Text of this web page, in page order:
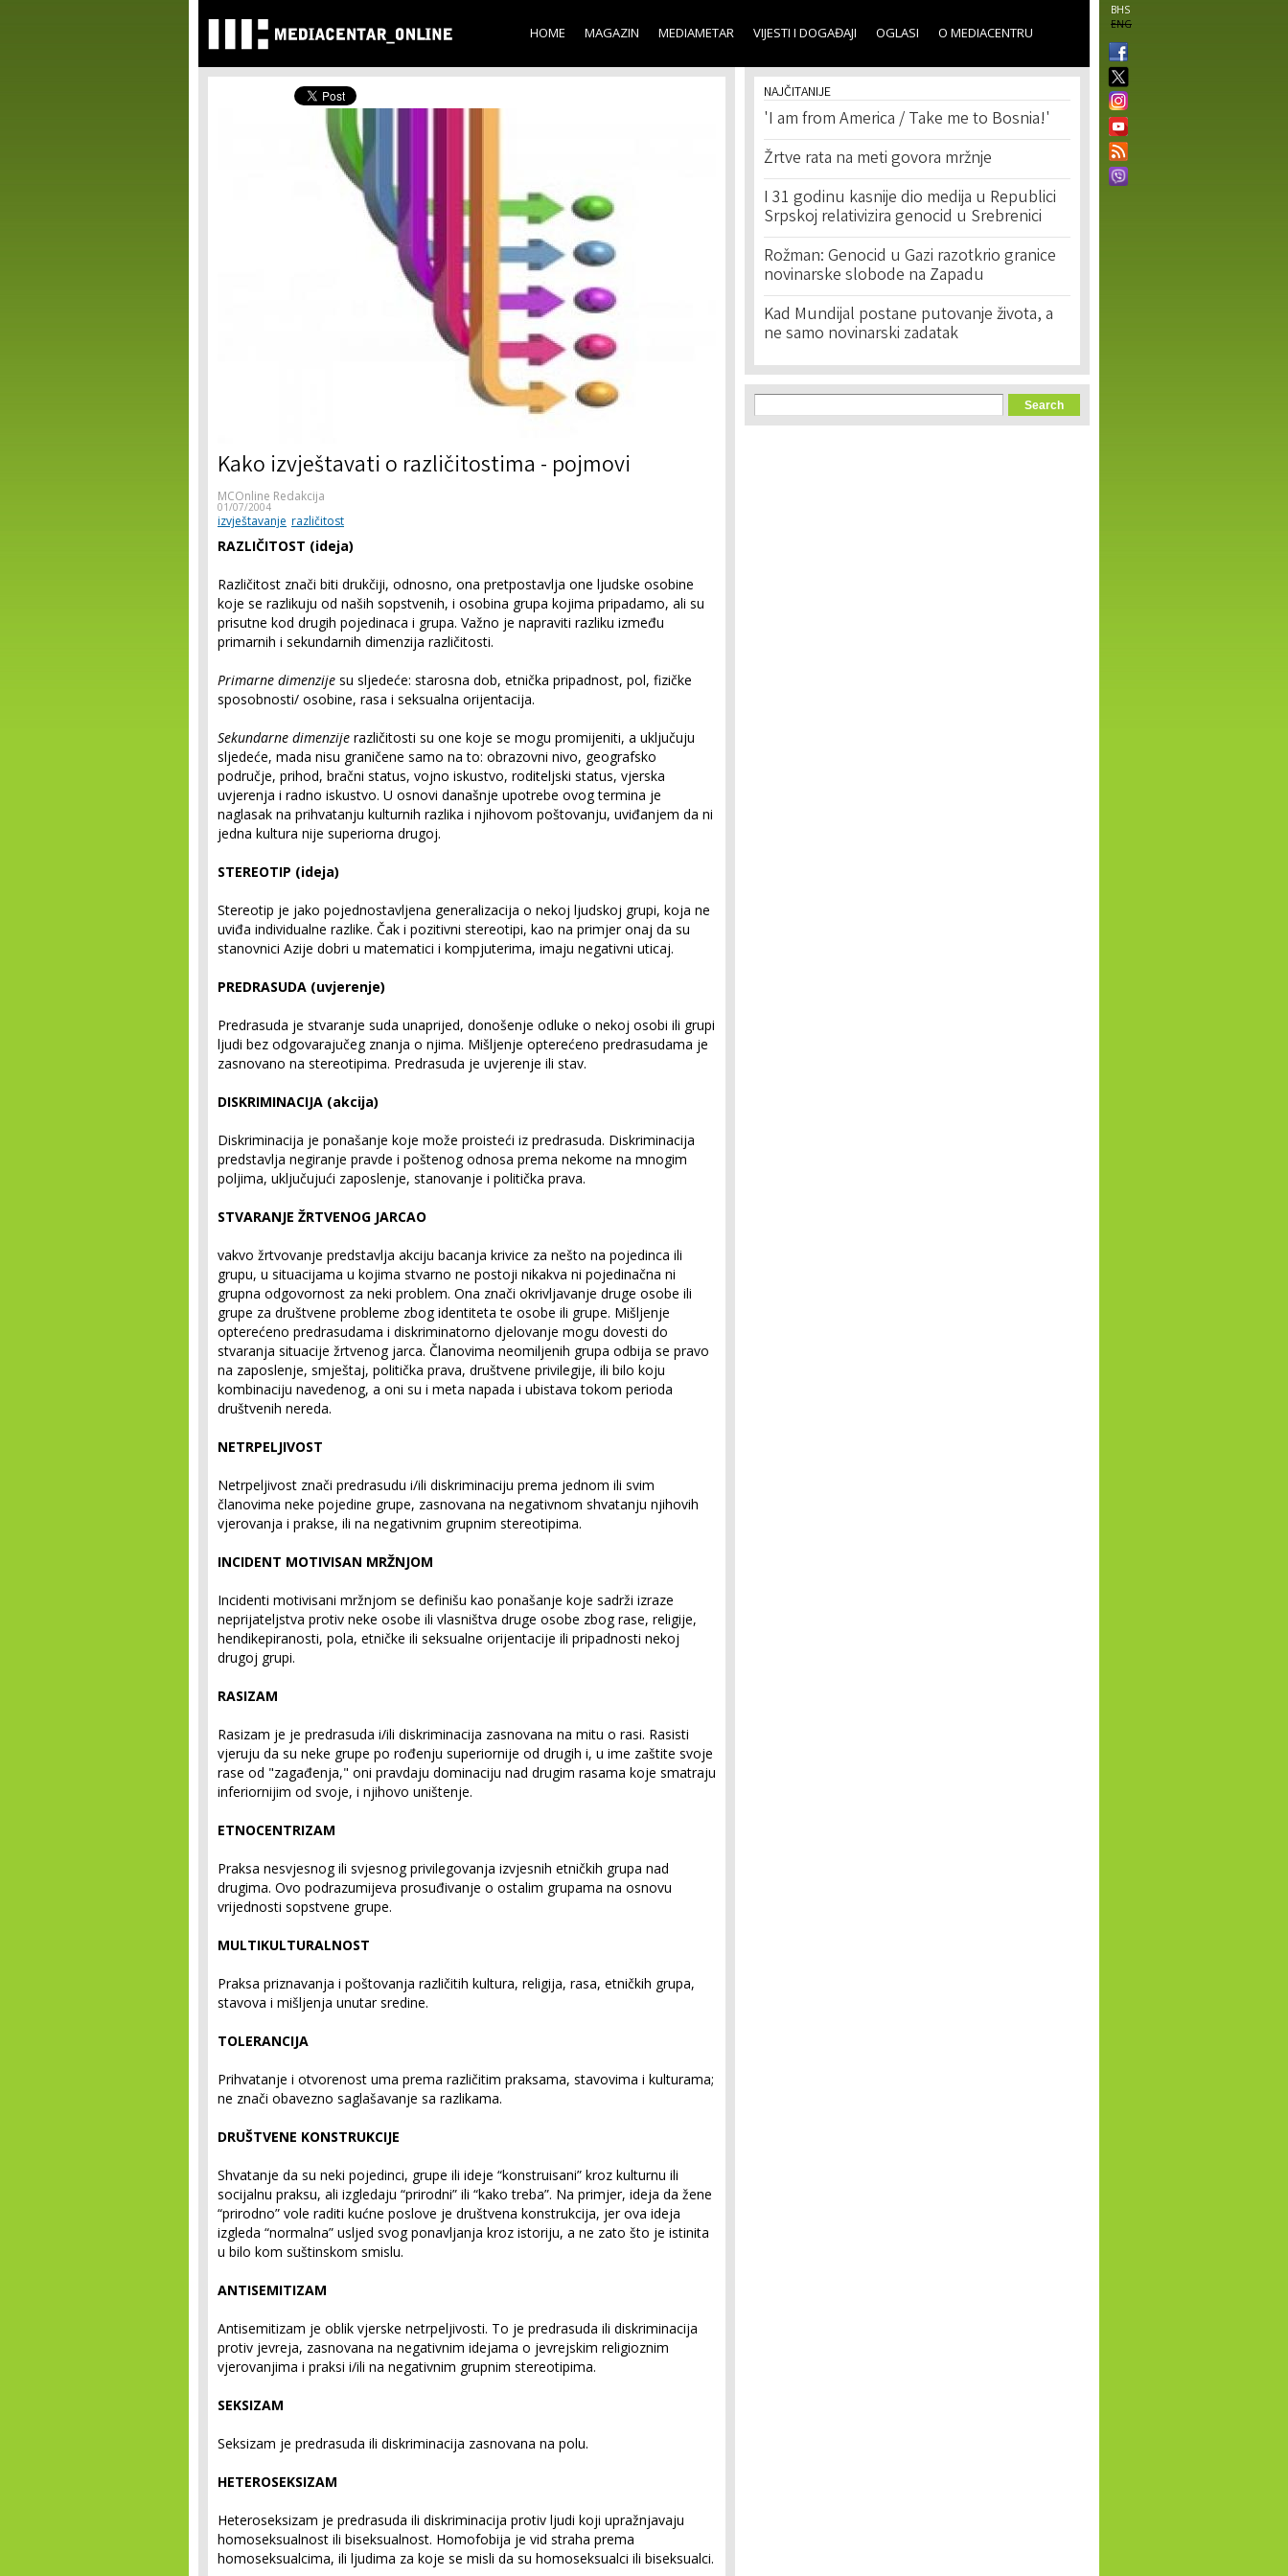
main
content
BHS
ENG
HOME MAGAZIN MEDIAMETAR VIJESTI I DOGAĐAJI OGLASI O MEDIACENTRU
Kako izvještavati o različitostima - pojmovi
MCOnline Redakcija
01/07/2004
izvještavanje različitost
RAZLIČITOST (ideja)
Različitost znači biti drukčiji, odnosno, ona pretpostavlja one ljudske osobine
koje se razlikuju od naših sopstvenih, i osobina grupa kojima pripadamo, ali su
prisutne kod drugih pojedinaca i grupa. Važno je napraviti razliku između
primarnih i sekundarnih dimenzija različitosti.
Primarne dimenzije su sljedeće: starosna dob, etnička pripadnost, pol, fizičke
sposobnosti/ osobine, rasa i seksualna orijentacija.
Sekundarne dimenzije različitosti su one koje se mogu promijeniti, a uključuju
sljedeće, mada nisu graničene samo na to: obrazovni nivo, geografsko
područje, prihod, bračni status, vojno iskustvo, roditeljski status, vjerska
uvjerenja i radno iskustvo. U osnovi današnje upotrebe ovog termina je
naglasak na prihvatanju kulturnih razlika i njihovom poštovanju, uviđanjem da ni
jedna kultura nije superiorna drugoj.
STEREOTIP (ideja)
Stereotip je jako pojednostavljena generalizacija o nekoj ljudskoj grupi, koja ne
uviđa individualne razlike. Čak i pozitivni stereotipi, kao na primjer onaj da su
stanovnici Azije dobri u matematici i kompjuterima, imaju negativni uticaj.
PREDRASUDA (uvjerenje)
Predrasuda je stvaranje suda unaprijed, donošenje odluke o nekoj osobi ili grupi
ljudi bez odgovarajučeg znanja o njima. Mišljenje opterećeno predrasudama je
zasnovano na stereotipima. Predrasuda je uvjerenje ili stav.
DISKRIMINACIJA (akcija)
Diskriminacija je ponašanje koje može proisteći iz predrasuda. Diskriminacija
predstavlja negiranje pravde i poštenog odnosa prema nekome na mnogim
poljima, uključujući zaposlenje, stanovanje i politička prava.
STVARANJE ŽRTVENOG JARCAO
vakvo žrtvovanje predstavlja akciju bacanja krivice za nešto na pojedinca ili
grupu, u situacijama u kojima stvarno ne postoji nikakva ni pojedinačna ni
grupna odgovornost za neki problem. Ona znači okrivljavanje druge osobe ili
grupe za društvene probleme zbog identiteta te osobe ili grupe. Mišljenje
opterećeno predrasudama i diskriminatorno djelovanje mogu dovesti do
stvaranja situacije žrtvenog jarca. Članovima neomiljenih grupa odbija se pravo
na zaposlenje, smještaj, politička prava, društvene privilegije, ili bilo koju
kombinaciju navedenog, a oni su i meta napada i ubistava tokom perioda
društvenih nereda.
NETRPELJIVOST
Netrpeljivost znači predrasudu i/ili diskriminaciju prema jednom ili svim
članovima neke pojedine grupe, zasnovana na negativnom shvatanju njihovih
vjerovanja i prakse, ili na negativnim grupnim stereotipima.
INCIDENT MOTIVISAN MRŽNJOM
Incidenti motivisani mržnjom se definišu kao ponašanje koje sadrži izraze
neprijateljstva protiv neke osobe ili vlasništva druge osobe zbog rase, religije,
hendikepiranosti, pola, etničke ili seksualne orijentacije ili pripadnosti nekoj
drugoj grupi.
RASIZAM
Rasizam je je predrasuda i/ili diskriminacija zasnovana na mitu o rasi. Rasisti
vjeruju da su neke grupe po rođenju superiornije od drugih i, u ime zaštite svoje
rase od "zagađenja," oni pravdaju dominaciju nad drugim rasama koje smatraju
inferiornijim od svoje, i njihovo uništenje.
ETNOCENTRIZAM
Praksa nesvjesnog ili svjesnog privilegovanja izvjesnih etničkih grupa nad
drugima. Ovo podrazumijeva prosuđivanje o ostalim grupama na osnovu
vrijednosti sopstvene grupe.
MULTIKULTURALNOST
Praksa priznavanja i poštovanja različitih kultura, religija, rasa, etničkih grupa,
stavova i mišljenja unutar sredine.
TOLERANCIJA
Prihvatanje i otvorenost uma prema različitim praksama, stavovima i kulturama;
ne znači obavezno saglašavanje sa razlikama.
DRUŠTVENE KONSTRUKCIJE
Shvatanje da su neki pojedinci, grupe ili ideje “konstruisani” kroz kulturnu ili
socijalnu praksu, ali izgledaju “prirodni” ili “kako treba”. Na primjer, ideja da žene
“prirodno” vole raditi kućne poslove je društvena konstrukcija, jer ova ideja
izgleda “normalna” usljed svog ponavljanja kroz istoriju, a ne zato što je istinita
u bilo kom suštinskom smislu.
ANTISEMITIZAM
Antisemitizam je oblik vjerske netrpeljivosti. To je predrasuda ili diskriminacija
protiv jevreja, zasnovana na negativnim idejama o jevrejskim religioznim
vjerovanjima i praksi i/ili na negativnim grupnim stereotipima.
SEKSIZAM
Seksizam je predrasuda ili diskriminacija zasnovana na polu.
HETEROSEKSIZAM
Heteroseksizam je predrasuda ili diskriminacija protiv ljudi koji upražnjavaju
homoseksualnost ili biseksualnost. Homofobija je vid straha prema
homoseksualcima, ili ljudima za koje se misli da su homoseksualci ili biseksualci.
NAJČITANIJE
'I am from America / Take me to Bosnia!'
Žrtve rata na meti govora mržnje
I 31 godinu kasnije dio medija u Republici
Srpskoj relativizira genocid u Srebrenici
Rožman: Genocid u Gazi razotkrio granice
novinarske slobode na Zapadu
Kad Mundijal postane putovanje života, a
ne samo novinarski zadatak
Search form
Search